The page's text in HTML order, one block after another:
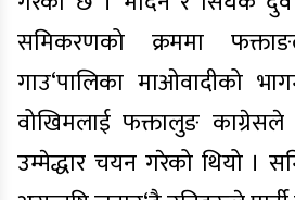
समिकरणको क्रममा
गाउ‘पालिका माओवादीको
वोखिमलाई फक्तालुङ काग्रेसले
उम्मेद्धार चयन गरेको थियो ।